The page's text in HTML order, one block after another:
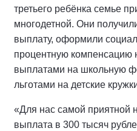
третьего ребёнка семье
многодетной. Они
выплату, оформили
процентную компенсацию
выплатами на школьную
льготами на детские
«Для нас самой приятной
выплата в 300 тысяч